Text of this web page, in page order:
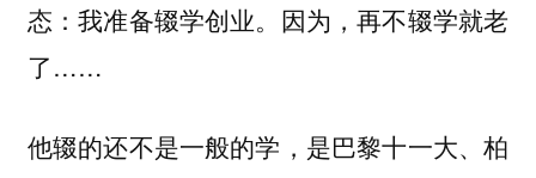
态：我准备辍学创业。因为，再不辍学就老
了……
他辍的还不是一般的学，是巴黎十一大、柏